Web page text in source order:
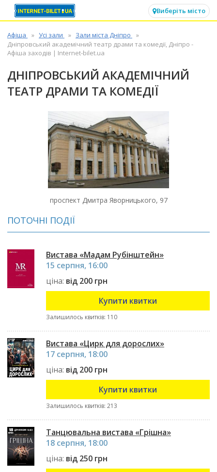
Виберіть місто
Афіша Усі зали
Зали міста Дніпро
Дніпровський академічний театр драми та комедії, Дніпро -
Афіша заходів | Internet-bilet.ua
ДНІПРОВСЬКИЙ АКАДЕМІЧНИЙ
ТЕАТР ДРАМИ ТА КОМЕДІЇ
проспект Дмитра Яворницького, 97
ПОТОЧНІ ПОДІЇ
Вистава «Мадам Рубінштейн»
15 серпня, 16:00
ціна: від 200 грн
Купити квитки
Залишилось квитків: 110
Вистава «Цирк для дорослих»
17 серпня, 18:00
ціна: від 200 грн
Купити квитки
Залишилось квитків: 213
Танцювальна вистава «Грішна»
18 серпня, 18:00
ціна: від 250 грн